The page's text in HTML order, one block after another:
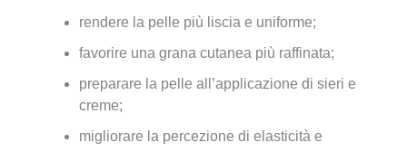
rendere la pelle più liscia e uniforme;
favorire una grana cutanea più raffinata;
preparare la pelle all’applicazione di sieri e
creme;
migliorare la percezione di elasticità e